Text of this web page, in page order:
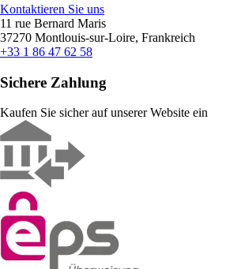
Kontaktieren Sie uns
11 rue Bernard Maris
37270 Montlouis-sur-Loire, Frankreich
+33 1 86 47 62 58
Sichere Zahlung
Kaufen Sie sicher auf unserer Website ein